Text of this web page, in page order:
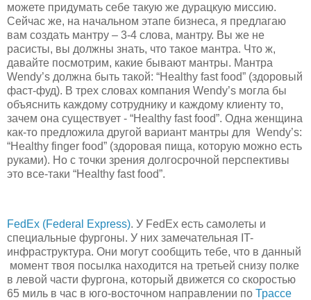
можете придумать себе такую же дурацкую миссию.
Сейчас же, на начальном этапе бизнеса, я предлагаю
вам создать мантру – 3-4 слова, мантру. Вы же не
расисты, вы должны знать, что такое мантра. Что ж,
давайте посмотрим, какие бывают мантры. Мантра
Wendy’s должна быть такой: “Healthy fast food” (здоровый
фаст-фуд). В трех словах компания Wendy’s могла бы
объяснить каждому сотруднику и каждому клиенту то,
зачем она существует - “Healthy fast food”. Одна женщина
как-то предложила другой вариант мантры для Wendy’s:
“Healthy finger food” (здоровая пища, которую можно есть
руками). Но с точки зрения долгосрочной перспективы
это все-таки “Healthy fast food”.
FedEx (Federal Express). У FedEx есть самолеты и
специальные фургоны. У них замечательная IT-
инфраструктура. Они могут сообщить тебе, что в данный
момент твоя посылка находится на третьей снизу полке
в левой части фургона, который движется со скоростью
65 миль в час в юго-восточном направлении по Трассе